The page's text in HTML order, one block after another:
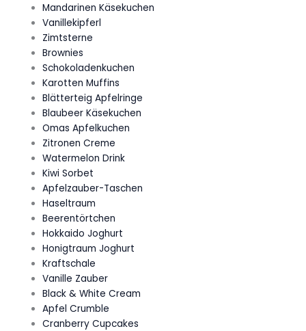
Mandarinen Käsekuchen
Vanillekipferl
Zimtsterne
Brownies
Schokoladenkuchen
Karotten Muffins
Blätterteig Apfelringe
Blaubeer Käsekuchen
Omas Apfelkuchen
Zitronen Creme
Watermelon Drink
Kiwi Sorbet
Apfelzauber-Taschen
Haseltraum
Beerentörtchen
Hokkaido Joghurt
Honigtraum Joghurt
Kraftschale
Vanille Zauber
Black & White Cream
Apfel Crumble
Cranberry Cupcakes